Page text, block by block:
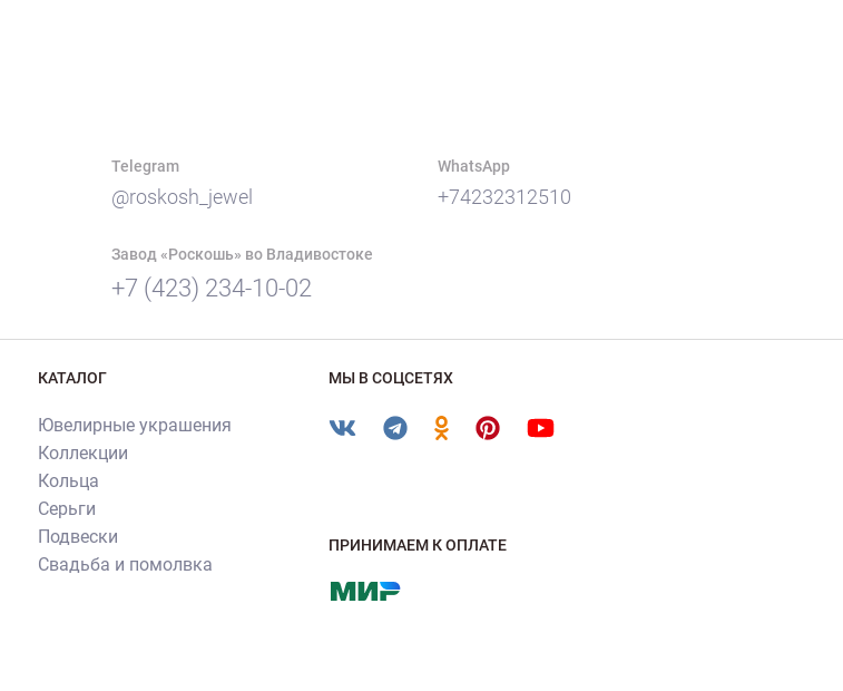
Telegram
@roskosh_jewel
WhatsApp
+74232312510
Завод «Роскошь» во Владивостоке
+7 (423) 234-10-02
КАТАЛОГ
Ювелирные украшения
Коллекции
Кольца
Серьги
Подвески
Свадьба и помолвка
МЫ В СОЦСЕТЯХ
ПРИНИМАЕМ К ОПЛАТЕ